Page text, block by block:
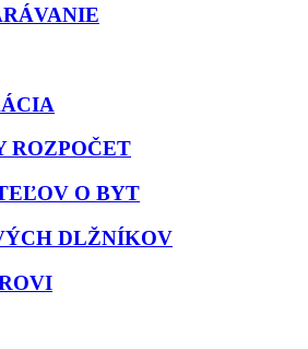
ROZPOČET
O BYT
DLŽNÍKOV